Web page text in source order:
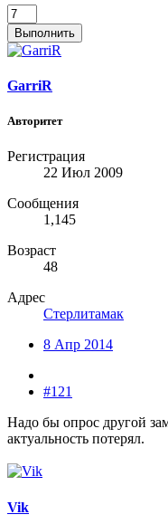
Выполнить
GarriR
Авторитет
Регистрация
22 Июл 2009
Сообщения
1,145
Возраст
48
Адрес
Стерлитамак
8 Апр 2014
#121
Надо бы опрос другой
актуальность потерял.
Vik